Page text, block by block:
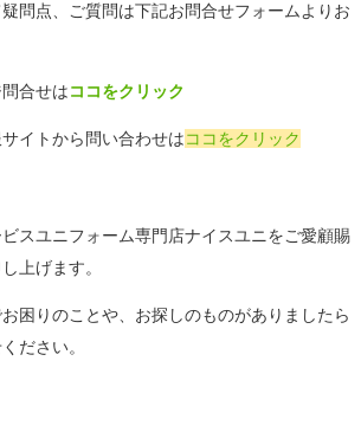
問点、ご質問は下記お問合せフォームよりお
合せはココをクリック
イトから問い合わせはココをクリック
スユニフォーム専門店ナイスユニをご愛顧賜
上げます。
困りのことや、お探しのものがありましたら
ださい。